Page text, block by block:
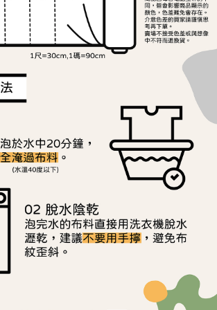
AFTEE先享後付 」之結帳頁面顯示為準，若有關於
需取消欲退款等相關疑問，請聯繫「AFTEE先享後付
netprotections.freshdesk.com/support/home
份有限公司提供之「AFTEE先享後付」服務完成之交
範圍內提供個人資料，並將交易相關給付款項請求債
有限公司。
事先徵得法定代理人或監護人之同意方可使用
若未經同意申辦者引起之損失，本公司不負相關責
後付」時，將依據個別帳號之用戶狀況，依本公司即
額度；若仍有額度不足之情形，本公司將視審查結果
。
帳號或使用他人資訊註冊。若發現惡意使用之情形，
將有權停止該用戶之使用額度並採取法律行動。